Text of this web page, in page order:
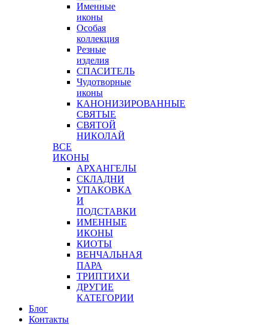
Именные
иконы
Особая
коллекция
Резные
изделия
СПАСИТЕЛЬ
Чудотворные
иконы
КАНОНИЗИРОВАННЫЕ
СВЯТЫЕ
СВЯТОЙ
НИКОЛАЙ
ВСЕ
ИКОНЫ
АРХАНГЕЛЫ
СКЛАДНИ
УПАКОВКА
И
ПОДСТАВКИ
ИМЕННЫЕ
ИКОНЫ
КИОТЫ
ВЕНЧАЛЬНАЯ
ПАРА
ТРИПТИХИ
ДРУГИЕ
КАТЕГОРИИ
Блог
Контакты